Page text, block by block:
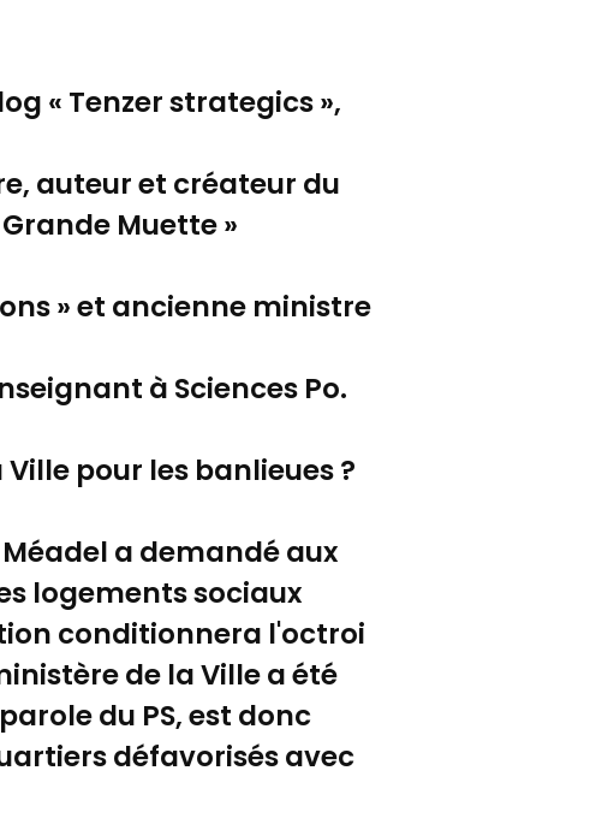
« Tenzer strategics »,
auteur et créateur du
Muette »
» et ancienne ministre
à Sciences Po.
Ville pour les banlieues ?
a demandé aux
logements sociaux
conditionnera l'octroi
de la Ville a été
du PS, est donc
défavorisés avec